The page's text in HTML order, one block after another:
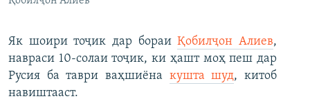
Як шоири тоҷик дар бораиҚобилҷон Алиев,
навраси 10-солаи тоҷик, ки ҳашт моҳ пеш дар
Русия ба таври ваҳшиёна кушта шуд, китоб
навиштааст.